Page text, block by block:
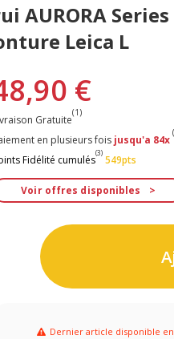
AURORA
Leica L
€
Gratuite
(1)
en plusieurs fois jusqu'a 84x
Fidélité cumulés
(3)
549pts
Voir offres disponibles
Dernier article disponible